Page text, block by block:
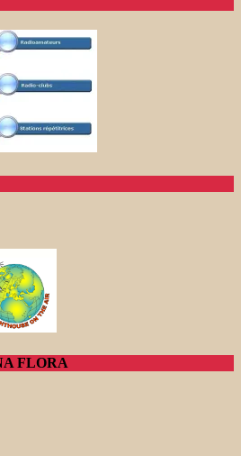
FLORA